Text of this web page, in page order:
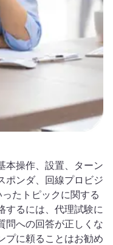
本操作、設置、ターン
ポンダ、回線プロビジ
たトピックに関する
するには、代理試験に
問への回答が正しくな
プに頼ることはお勧め